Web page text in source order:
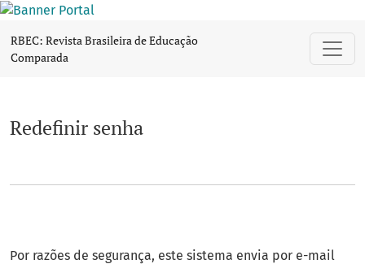
RBEC: Revista Brasileira de Educação
Comparada
Redefinir senha
Por razões de segurança, este sistema envia por e-mail